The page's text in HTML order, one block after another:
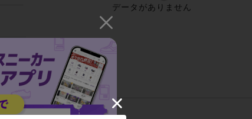
データがありません